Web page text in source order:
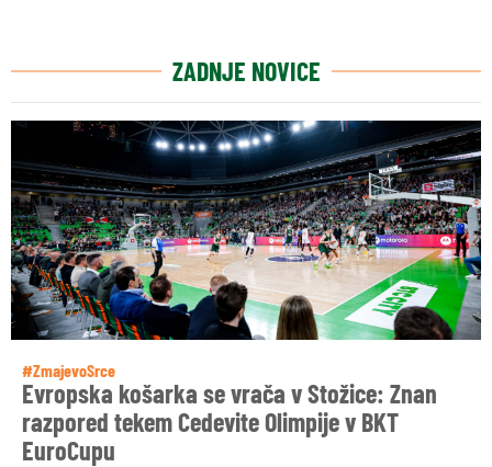
ZADNJE NOVICE
#ZmajevoSrce
Evropska košarka se vrača v Stožice: Znan
razpored tekem Cedevite Olimpije v BKT
EuroCupu